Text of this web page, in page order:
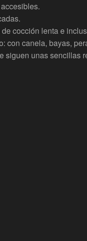
cocción lenta e
con canela, bayas,
siguen unas sencillas